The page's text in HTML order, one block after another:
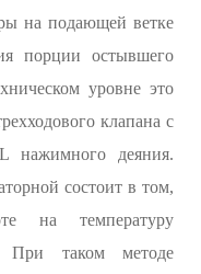
на подающей ветке
порции остывшего
уровне это
клапана с
нажимного деяния.
состоит в том,
на температуру
При таком методе